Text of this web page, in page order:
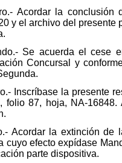
Acordar la conclusión
y el archivo del
Se acuerda el cese
Concursal y
Inscríbase la presente
folio 87, hoja, NA-
Acordar la extinción
cuyo efecto expídase
parte dispositiva.